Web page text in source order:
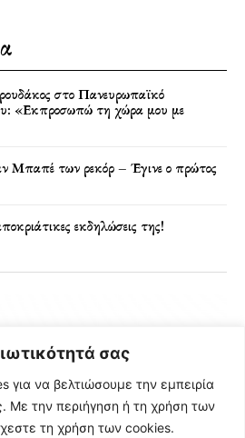
σας
για να βελτιώσουμε την εμπειρία
Με την περιήγηση ή τη χρήση των
τη χρήση των cookies.
στο Πανευρωπαϊκό
«Εκπροσωπώ τη χώρα μου με
Μπαπέ των ρεκόρ – Έγινε ο πρώτος
εκδηλώσεις της!
& Πολιτική Απορρήτου